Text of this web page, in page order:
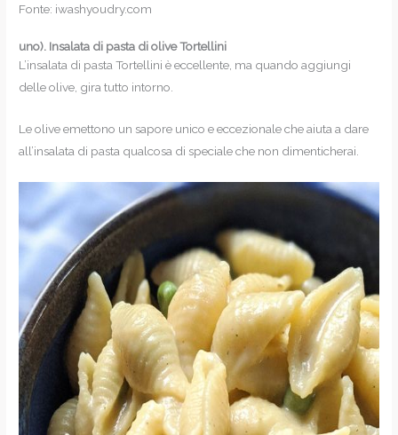
Fonte: iwashyoudry.com
uno). Insalata di pasta di olive Tortellini
L’insalata di pasta Tortellini è eccellente, ma quando aggiungi
delle olive, gira tutto intorno.
Le olive emettono un sapore unico e eccezionale che aiuta a dare
all’insalata di pasta qualcosa di speciale che non dimenticherai.